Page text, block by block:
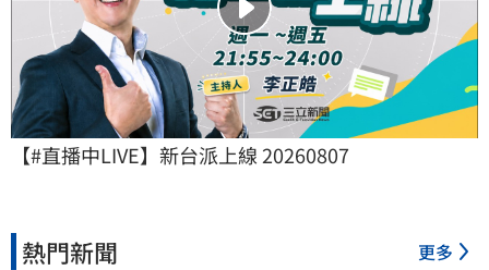
【#直播中LIVE】新台派上線 20260807
熱門新聞 更多